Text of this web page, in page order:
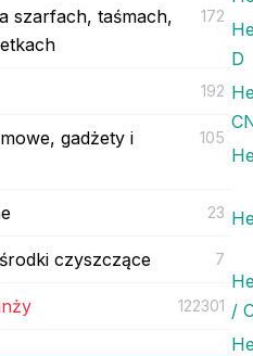
szarfach, taśmach,
172
192
gadżety i
105
23
czyszczące 7
122301
D
/